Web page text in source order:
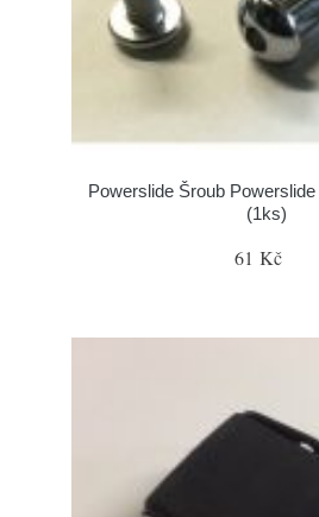
Powerslide Šroub
(1ks)
61 Kč